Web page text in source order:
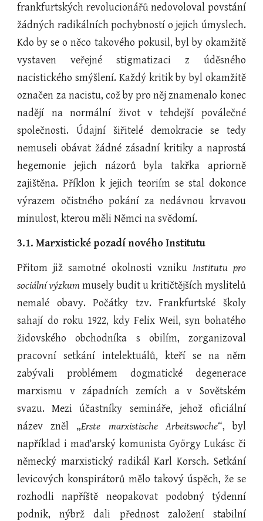
frankfurtských revolucionářů nedovoloval povstání
žádných radikálních pochybností o jejich úmyslech.
Kdo by se o něco takového pokusil, byl by okamžitě
vystaven veřejné stigmatizaci z úděsného
nacistického smýšlení. Každý kritik by byl okamžitě
označen za nacistu, což by pro něj znamenalo konec
nadějí na normální život v tehdejší poválečné
společnosti. Údajní šiřitelé demokracie se tedy
nemuseli obávat žádné zásadní kritiky a naprostá
hegemonie jejich názorů byla takřka apriorně
zajištěna. Příklon k jejich teoriím se stal dokonce
výrazem očistného pokání za nedávnou krvavou
minulost, kterou měli Němci na svědomí.
3.1. Marxistické pozadí nového Institutu
Přitom již samotné okolnosti vzniku Institutu pro
sociální výzkum musely budit u kritičtějších myslitelů
nemalé obavy. Počátky tzv. Frankfurtské školy
sahají do roku 1922, kdy Felix Weil, syn bohatého
židovského obchodníka s obilím, zorganizoval
pracovní setkání intelektuálů, kteří se na něm
zabývali problémem dogmatické degenerace
marxismu v západních zemích a v Sovětském
svazu. Mezi účastníky semináře, jehož oficiální
název zněl „Erste marxistische Arbeitswoche“, byl
například i maďarský komunista György Lukásc či
německý marxistický radikál Karl Korsch. Setkání
levicových konspirátorů mělo takový úspěch, že se
rozhodli napříště neopakovat podobný týdenní
podnik, nýbrž dali přednost založení stabilní